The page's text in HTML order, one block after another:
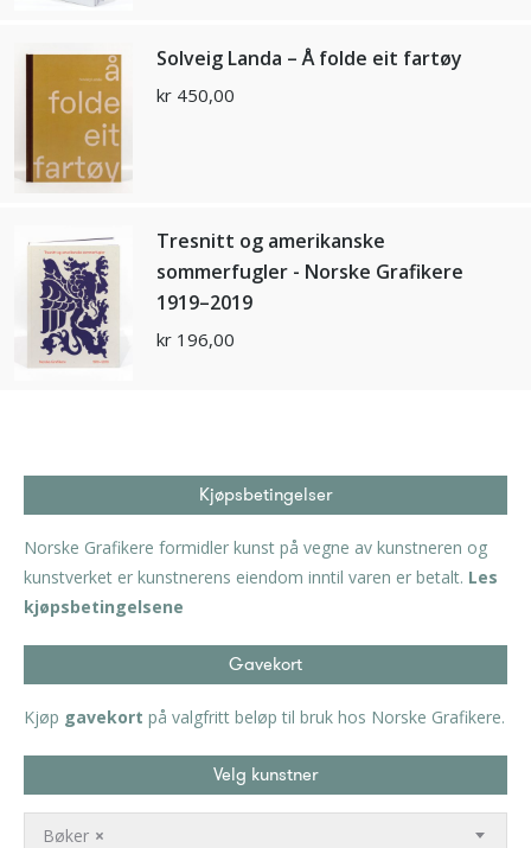
Solveig Landa – Å folde eit fartøy
kr 450,00
Tresnitt og amerikanske
sommerfugler - Norske Grafikere
1919–2019
kr 196,00
Kjøpsbetingelser
Norske Grafikere formidler kunst på vegne av kunstneren og
kunstverket er kunstnerens eiendom inntil varen er betalt. Les
kjøpsbetingelsene
Gavekort
Kjøp gavekort på valgfritt beløp til bruk hos Norske Grafikere.
Velg kunstner
×
Bøker